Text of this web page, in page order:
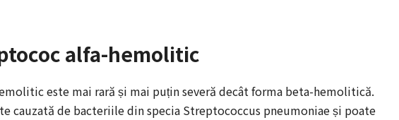
alfa-hemolitic
este mai rară și mai puțin severă decât forma beta-hemolitică.
cauzată de bacteriile din specia Streptococcus pneumoniae și poate